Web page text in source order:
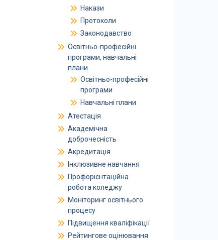
Накази
Протоколи
Законодавство
Освітньо-професійні
програми, навчальні
плани
Освітньо-професійні
програми
Навчальні плани
Атестація
Академічна
доброчесність
Акредитація
Інклюзивне навчання
Профорієнтаційна
робота коледжу
Моніторинг освітнього
процесу
Підвищення кваліфікації
Рейтингове оцінювання